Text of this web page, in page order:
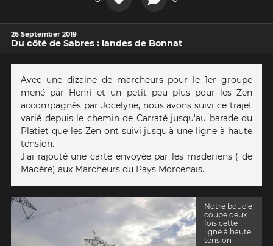
26 September 2019
Du côté de Sabres : landes de Bonnat
Avec une dizaine de marcheurs pour le 1er groupe
mené par Henri et un petit peu plus pour les Zen
accompagnés par Jocelyne, nous avons suivi ce trajet
varié depuis le chemin de Carraté jusqu'au barade du
Platiet que les Zen ont suivi jusqu'à une ligne à haute
tension.
J'ai rajouté une carte envoyée par les maderiens ( de
Madère) aux Marcheurs du Pays Morcenais.
Notre boucle
coupe deux
fois cette
ligne à haute
tension